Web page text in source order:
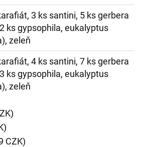
3 ks santini, 5 ks gerbera
ks gypsophila, eukalyptus
zeleň
4 ks santini, 7 ks gerbera
ks gypsophila, eukalyptus
zeleň
CZK)